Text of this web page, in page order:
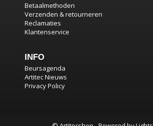
Betaalmethoden
Verzenden & retourneren
Reclamaties
Klantenservice
INFO
Beursagenda
Artitec Nieuws
Privacy Policy